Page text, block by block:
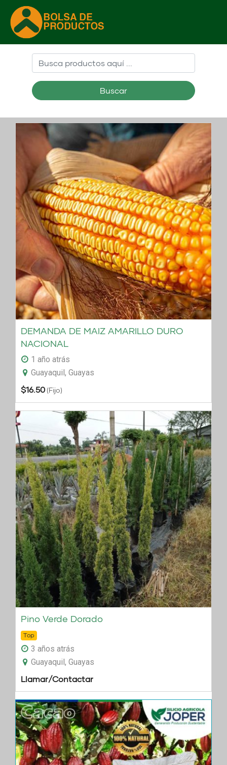
Buscar
DEMANDA DE MAIZ AMARILLO DURO
NACIONAL
1 año atrás
Guayaquil, Guayas
$16.50 (Fijo)
Pino Verde Dorado
Top
3 años atrás
Guayaquil, Guayas
Llamar/Contactar